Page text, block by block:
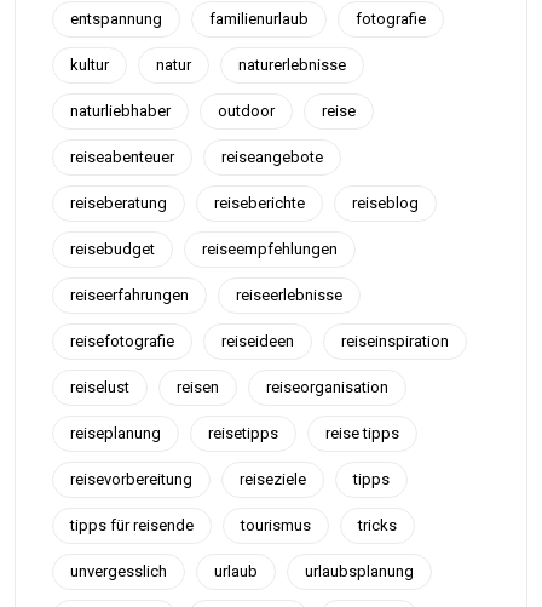
entspannung familienurlaub fotografie
kultur natur naturerlebnisse
naturliebhaber outdoor reise
reiseabenteuer reiseangebote
reiseberatung reiseberichte reiseblog
reisebudget reiseempfehlungen
reiseerfahrungen reiseerlebnisse
reisefotografie reiseideen reiseinspiration
reiselust reisen reiseorganisation
reiseplanung reisetipps reise tipps
reisevorbereitung reiseziele tipps
tipps für reisende tourismus tricks
unvergesslich urlaub urlaubsplanung